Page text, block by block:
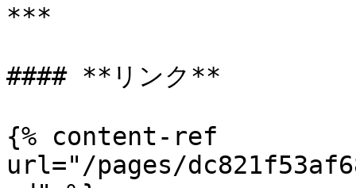
***
#### **リンク**
{% content-ref
url="/pages/